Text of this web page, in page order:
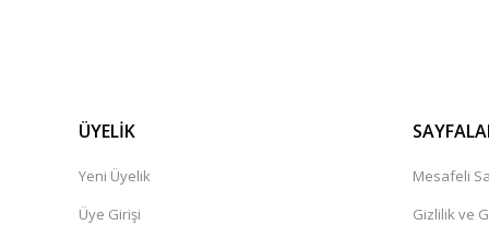
ÜYELİK
Yeni Üyelik
Üye Girişi
Mesafeli
Gizlilik ve